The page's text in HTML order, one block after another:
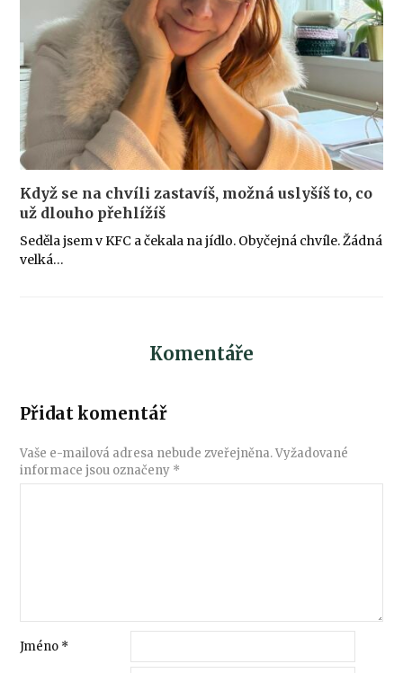
Když se na chvíli zastavíš, možná uslyšíš to, co
už dlouho přehlížíš
Seděla jsem v KFC a čekala na jídlo. Obyčejná chvíle. Žádná
velká…
Komentáře
Přidat komentář
Vaše e-mailová adresa nebude zveřejněna. Vyžadované
informace jsou označeny *
Jméno *